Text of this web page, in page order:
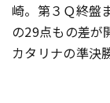
崎。第３Ｑ終盤
の29点もの差が
カタリナの準決